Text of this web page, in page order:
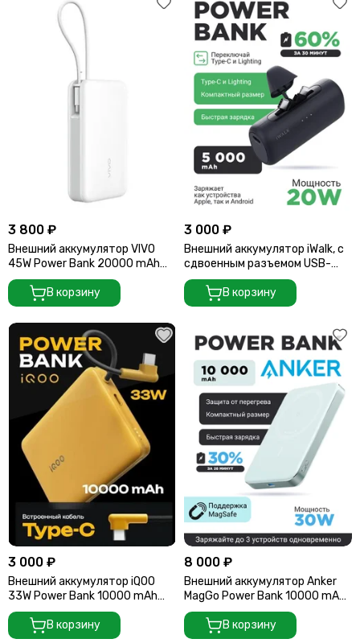
3 800 ₽
Внешний аккумулятор VIVO
45W Power Bank 20000 mAh
белый USB-A и USB-C (45W
Built-In USB Cable)
В корзину
3 000 ₽
Внешний аккумулятор iWalk, с
сдвоенным разъемом USB-
C/Lightning, 5000 mAh 20W,
черныйВ корзину
3 000 ₽
Внешний аккумулятор iQOO
33W Power Bank 10000 mAh
Speed желтый (33W Built-In
USB Cable)В корзину
8 000 ₽
Внешний аккумулятор Anker
MagGo Power Bank 10000 mAh
A1664 зеленый
В корзину